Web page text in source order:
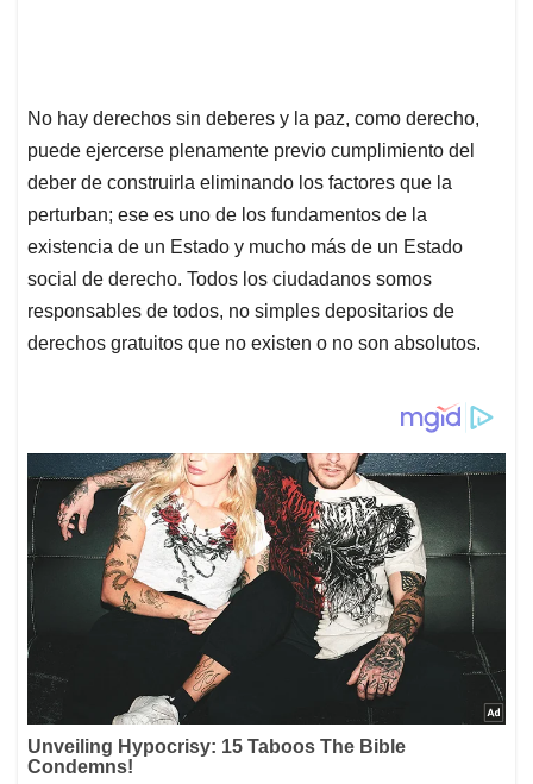
No hay derechos sin deberes y la paz, como derecho,
puede ejercerse plenamente previo cumplimiento del
deber de construirla eliminando los factores que la
perturban; ese es uno de los fundamentos de la
existencia de un Estado y mucho más de un Estado
social de derecho. Todos los ciudadanos somos
responsables de todos, no simples depositarios de
derechos gratuitos que no existen o no son absolutos.